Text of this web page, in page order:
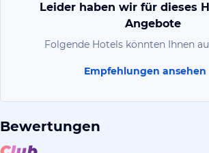
Leider haben wir für dieses
Angebote
Folgende Hotels könnten Ihnen
Empfehlungen ansehen
Bewertungen